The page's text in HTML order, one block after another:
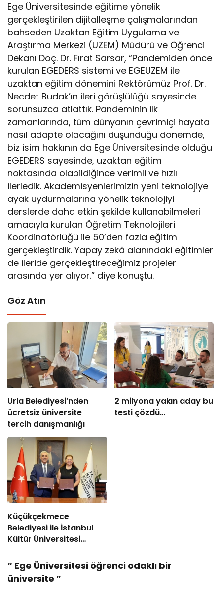
Ege Üniversitesinde eğitime yönelik
gerçekleştirilen dijitalleşme çalışmalarından
bahseden Uzaktan Eğitim Uygulama ve
Araştırma Merkezi (UZEM) Müdürü ve Öğrenci
Dekanı Doç. Dr. Fırat Sarsar, “Pandemiden önce
kurulan EGEDERS sistemi ve EGEUZEM ile
uzaktan eğitim dönemini Rektörümüz Prof. Dr.
Necdet Budak’ın ileri görüşlülüğü sayesinde
sorunsuzca atlattık. Pandeminin ilk
zamanlarında, tüm dünyanın çevrimiçi hayata
nasıl adapte olacağını düşündüğü dönemde,
biz isim hakkının da Ege Üniversitesinde olduğu
EGEDERS sayesinde, uzaktan eğitim
noktasında olabildiğince verimli ve hızlı
ilerledik. Akademisyenlerimizin yeni teknolojiye
ayak uydurmalarına yönelik teknolojiyi
derslerde daha etkin şekilde kullanabilmeleri
amacıyla kurulan Öğretim Teknolojileri
Koordinatörlüğü ile 50’den fazla eğitim
gerçekleştirdik. Yapay zekâ alanındaki eğitimler
de ileride gerçekleştireceğimiz projeler
arasında yer alıyor.” diye konuştu.
Göz Atın
Urla Belediyesi’nden
ücretsiz üniversite
tercih danışmanlığı
2 milyona yakın aday bu
testi çözdü…
Küçükçekmece
Belediyesi ile İstanbul
Kültür Üniversitesi
Alanında İş Birliği
“ Ege Üniversitesi öğrenci odaklı bir
üniversite ”